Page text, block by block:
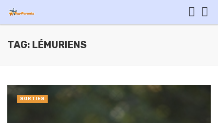
TAG: LÉMURIENS
SORTIES